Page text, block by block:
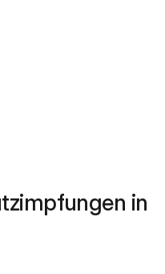
in